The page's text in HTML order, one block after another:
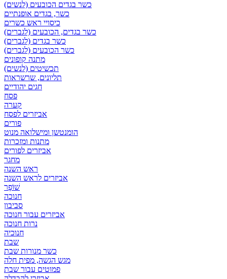
כשר בגדים הכובעים (לנשים)
כשר, בגדים אופנתיים
כיסויי ראש כשרים
כשר בגדים, הכובעים (לגברים)
כשר בגדים (לגברים)
כשר הכובעים (לגברים)
מתנה קופונים
תכשיטים (לנשים)
תליונים, שרשראות
חגים יהודיים
פסח
קערה
אביזרים לפסח
פורים
הומנטשן ומישלואה מנוט
מתנות ומזכרות
אביזרים לפורים
מחגר
ראש השנה
אביזרים לראש השנה
שׁוֹפָר
חנוכה
סביבון
אביזרים עבור חנוכה
נרות חנוכה
חנוכיה
שבת
כשר מנורות שבת
מגש הגשה, מפית חלה
פמוטים עבור שבת